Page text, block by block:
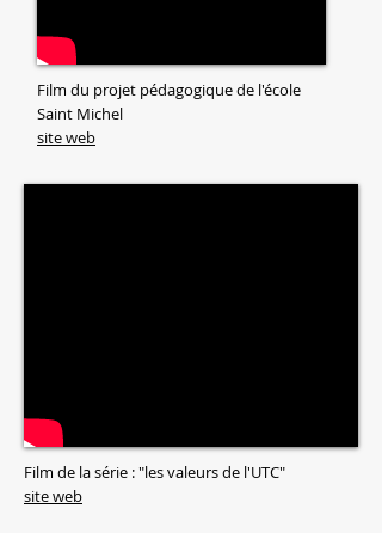
Film du projet pédagogique de l'école
Saint Michel
site web
Film de la série : "les valeurs de l'UTC"
site web